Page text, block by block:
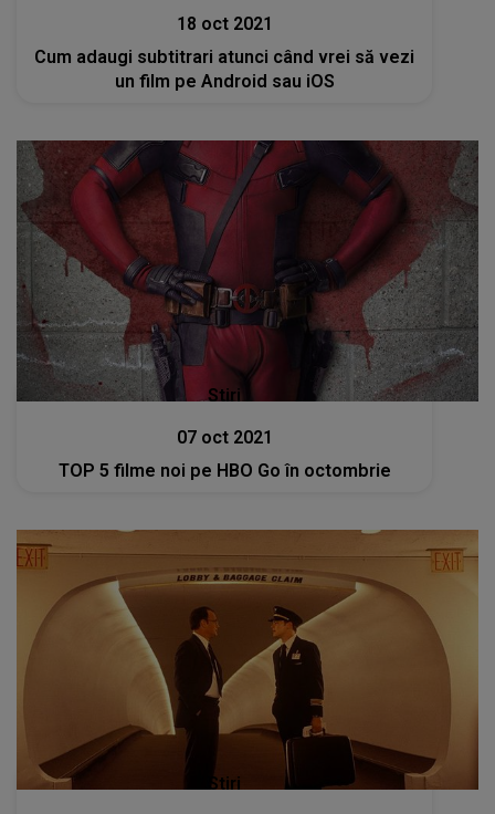
18 oct 2021
Cum adaugi subtitrari atunci când vrei să vezi
un film pe Android sau iOS
Stiri
07 oct 2021
TOP 5 filme noi pe HBO Go în octombrie
Stiri